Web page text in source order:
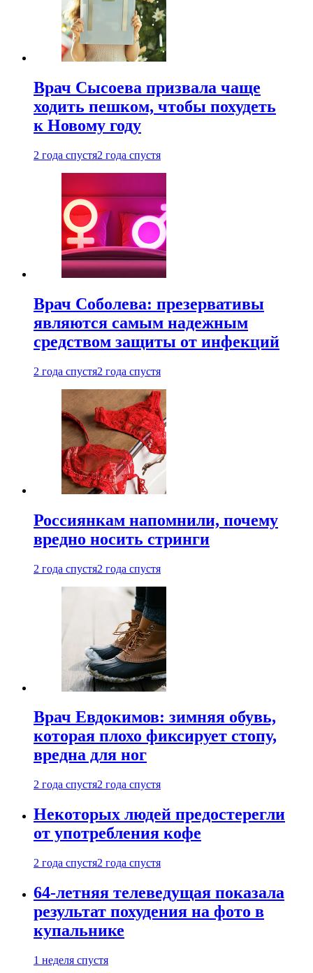
Врач Сысоева призвала чаще
ходить пешком, чтобы похудеть
к Новому году
2 года спустя2 года спустя
Врач Соболева: презервативы
являются самым надежным
средством защиты от инфекций
2 года спустя2 года спустя
Россиянкам напомнили, почему
вредно носить стринги
2 года спустя2 года спустя
Врач Евдокимов: зимняя обувь,
которая плохо фиксирует стопу,
вредна для ног
2 года спустя2 года спустя
Некоторых людей предостерегли
от употребления кофе
2 года спустя2 года спустя
64-летняя телеведущая показала
результат похудения на фото в
купальнике
1 неделя спустя